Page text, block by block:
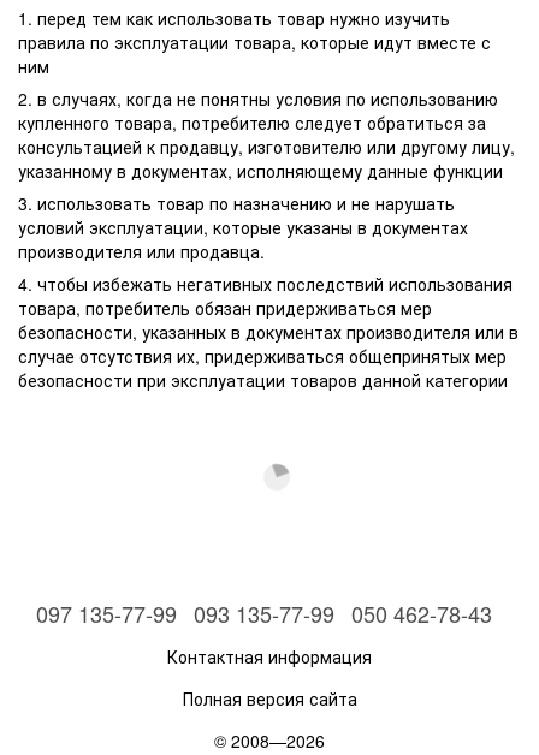
1. перед тем как использовать товар нужно изучить
правила по эксплуатации товара, которые идут вместе с
ним
2. в случаях, когда не понятны условия по использованию
купленного товара, потребителю следует обратиться за
консультацией к продавцу, изготовителю или другому лицу,
указанному в документах, исполняющему данные функции
3. использовать товар по назначению и не нарушать
условий эксплуатации, которые указаны в документах
производителя или продавца.
4. чтобы избежать негативных последствий использования
товара, потребитель обязан придерживаться мер
безопасности, указанных в документах производителя или в
случае отсутствия их, придерживаться общепринятых мер
безопасности при эксплуатации товаров данной категории
097 135-77-99 093 135-77-99 050 462-78-43
Контактная информация
Полная версия сайта
© 2008—2026